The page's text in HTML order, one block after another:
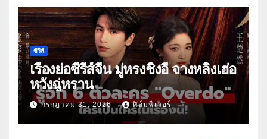
ซีรีส์
เรื่องย่อซีรีส์จีน มู่หรงชิงอี้ จางหลิงเฮ่อ
หวังฉู่หราน
กรกฎาคม 31, 2026 ฟิล์มฟีเวอร์